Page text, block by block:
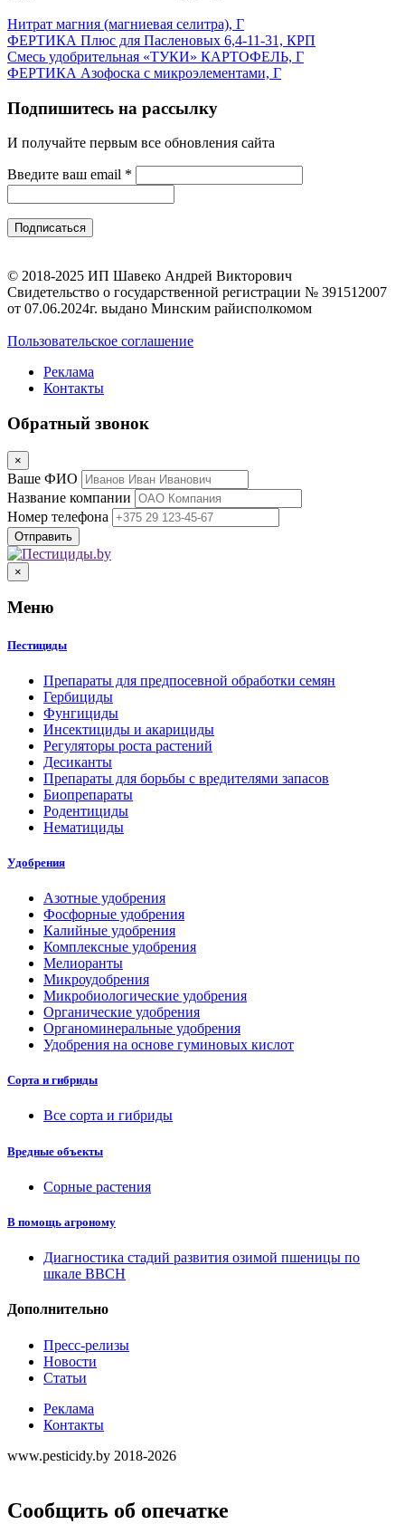
Нитрат магния (магниевая селитра), Г
ФЕРТИКА Плюс для Пасленовых 6,4-11-31, КРП
Смесь удобрительная «ТУКИ» КАРТОФЕЛЬ, Г
ФЕРТИКА Азофоска с микроэлементами, Г
Подпишитесь на рассылку
И получайте первым все обновления сайта
Введите ваш email *
© 2018-2025 ИП Шавеко Андрей Викторович
Свидетельство о государственной регистрации № 391512007
от 07.06.2024г. выдано Минским райисполкомом
Пользовательское соглашение
Реклама
Контакты
Обратный звонок
×
Ваше ФИО
Название компании
Номер телефона
×
Меню
Пестициды
Препараты для предпосевной обработки семян
Гербициды
Фунгициды
Инсектициды и акарициды
Регуляторы роста растений
Десиканты
Препараты для борьбы с вредителями запасов
Биопрепараты
Родентициды
Нематициды
Удобрения
Азотные удобрения
Фосфорные удобрения
Калийные удобрения
Комплексные удобрения
Мелиоранты
Микроудобрения
Микробиологические удобрения
Органические удобрения
Органоминеральные удобрения
Удобрения на основе гуминовых кислот
Сорта и гибриды
Все сорта и гибриды
Вредные объекты
Сорные растения
В помощь агроному
Диагностика стадий развития озимой пшеницы по
шкале ВВСН
Дополнительно
Пресс-релизы
Новости
Статьи
Реклама
Контакты
www.pesticidy.by 2018-2026
Сообщить об опечатке